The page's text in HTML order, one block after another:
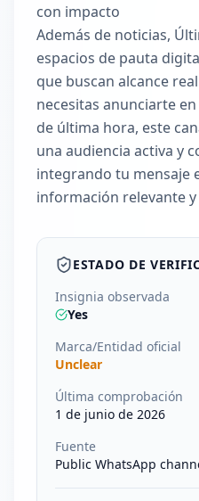
con impacto
Además de noticias,
espacios de pauta
que buscan alcance
necesitas anunciarte
de última hora, este
una audiencia activa y
integrando tu mensaje
información relevante
ESTADO DE
Insignia observada
Yes
Marca/Entidad oficial
Unclear
Última comprobación
1 de junio de 2026
Fuente
Public WhatsApp